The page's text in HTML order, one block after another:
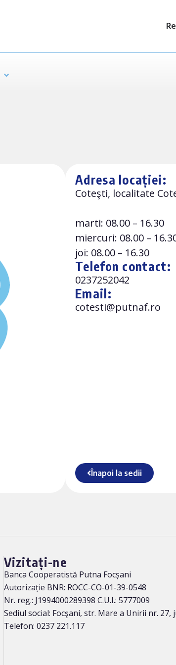
Adresa locației:
Coteşti, localitate
marti: 08.00 – 16.30
miercuri: 08.00 –
joi: 08.00 – 16.30
Telefon contact:
0237252042
Email:
cotesti@putnaf.ro
Înapoi la sedii
Vizitați-ne
Banca Cooperatistă Putna Focșani
Autorizație BNR: ROCC-CO-01-39-0548
Nr. reg.: J1994000289398 C.U.I.: 5777009
Sediul social: Focşani, str. Mare a Unirii nr. 27,
Telefon: 0237 221.117